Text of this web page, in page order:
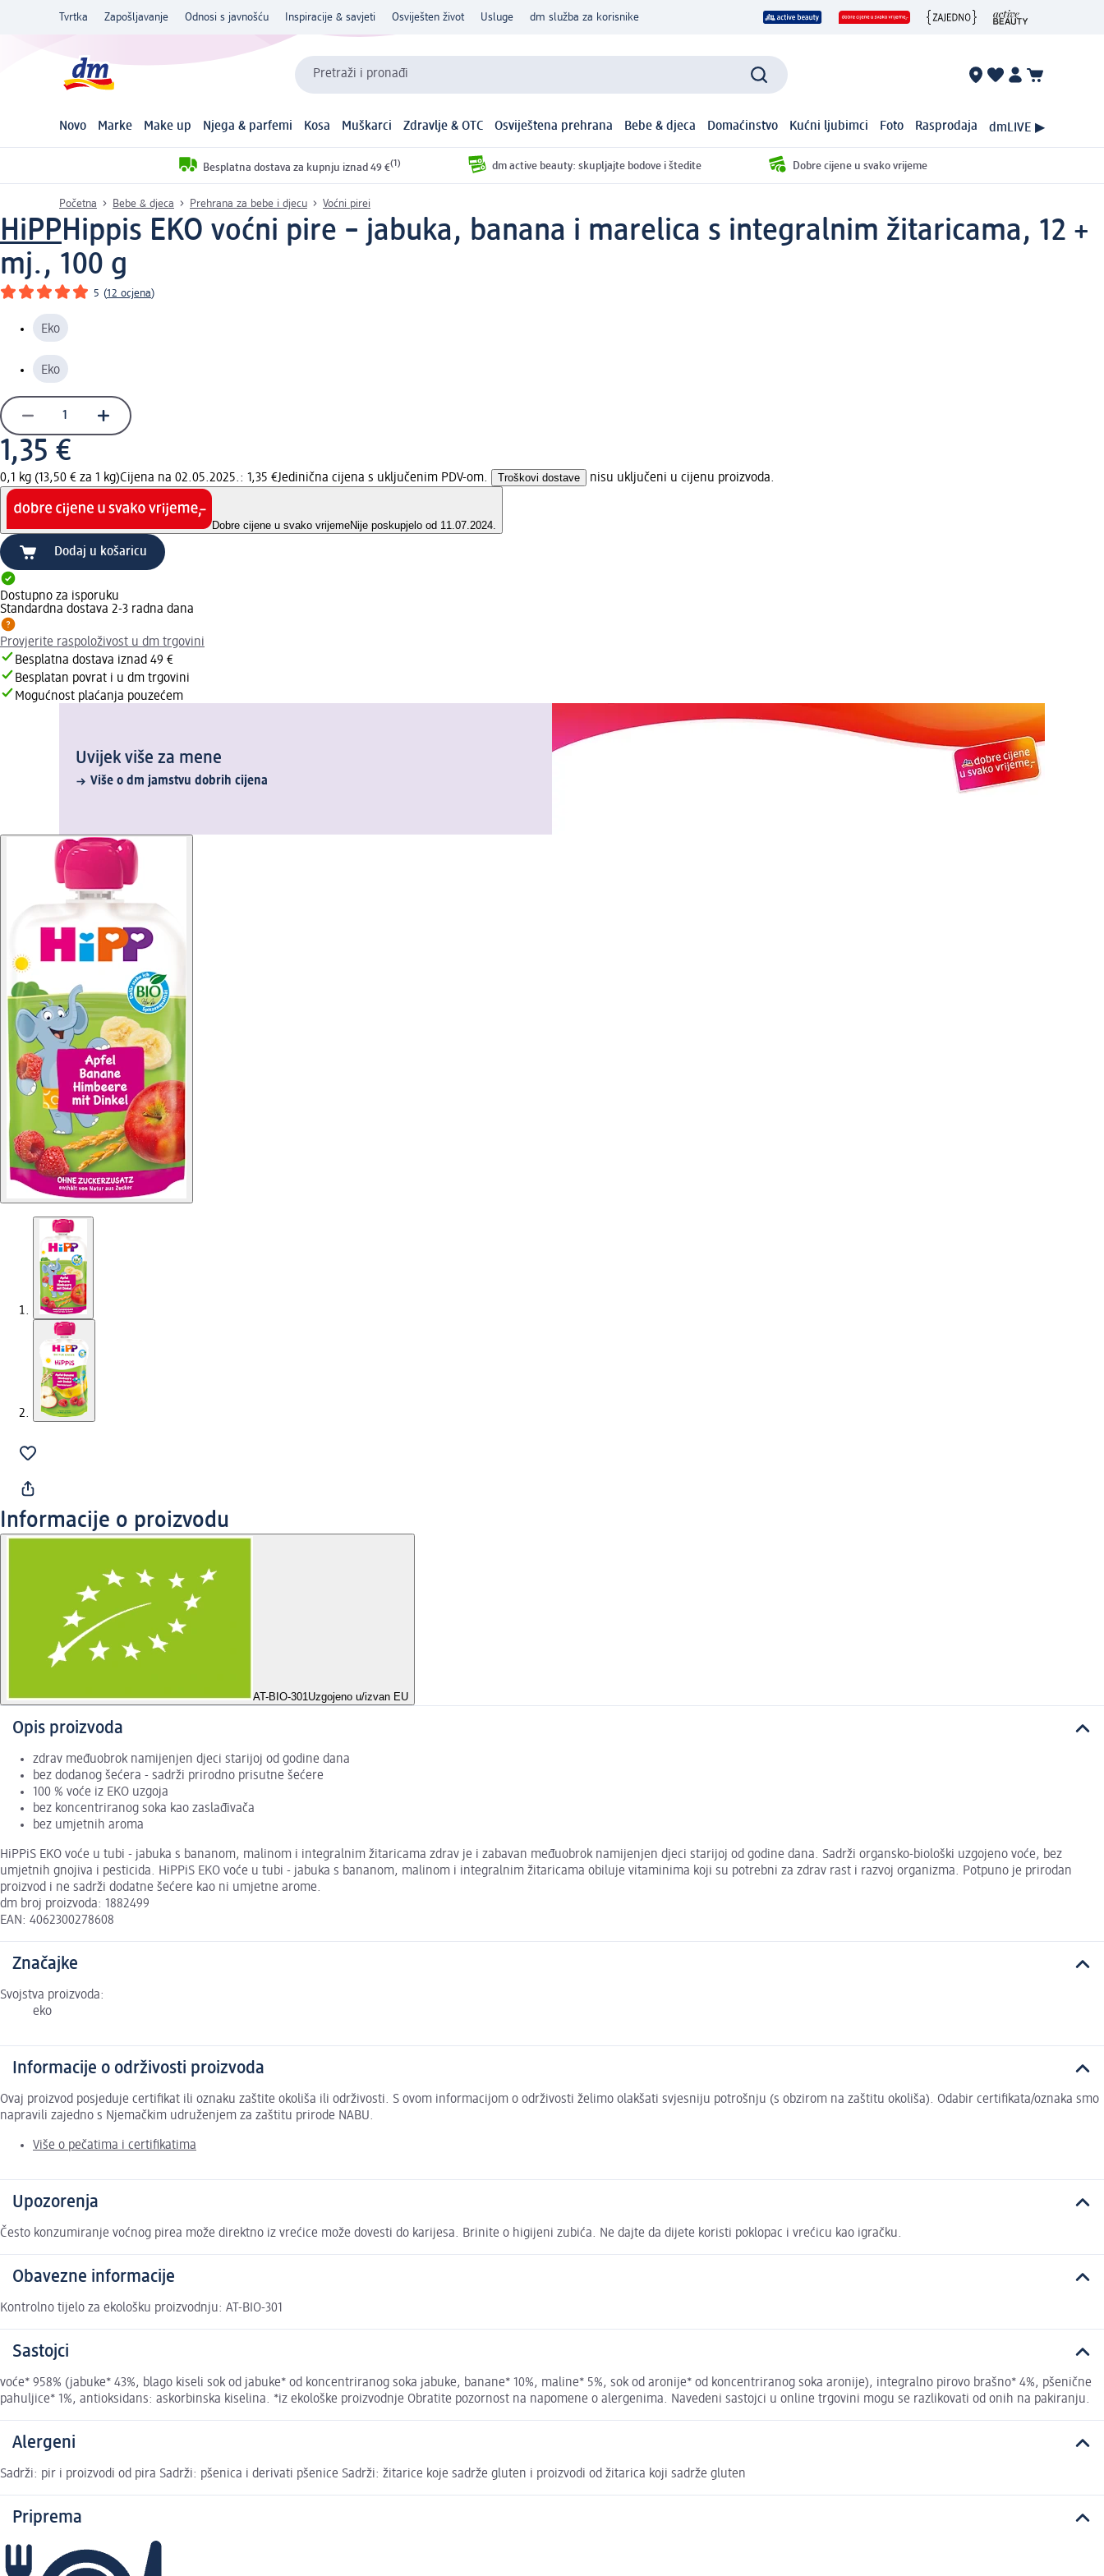
Tvrtka Zapošljavanje Odnosi s javnošću Inspiracije & savjeti Osviješten život Usluge dm služba za korisnike
Pretraži i pronađi
Novo Marke Make up Njega & parfemi Kosa Muškarci Zdravlje & OTC Osviještena prehrana Bebe & djeca Domaćinstvo Kućni ljubimci Foto Rasprodaja dmLIVE ▶
Besplatna dostava za kupnju iznad 49 €(1) dm active beauty: skupljajte bodove i štedite Dobre cijene u svako vrijeme
Početna Bebe & djeca Prehrana za bebe i djecu Voćni pirei
HiPPHippis EKO voćni pire – jabuka, banana i marelica s integralnim žitaricama, 12 +
mj., 100 g
5 (12 ocjena)
Eko
Eko
1,35 €
0,1 kg (13,50 € za 1 kg)Cijena na 02.05.2025.: 1,35 €Jedinična cijena s uključenim PDV-om. Troškovi dostave nisu uključeni u cijenu proizvoda.
Dobre cijene u svako vrijemeNije poskupjelo od 11.07.2024.
Dodaj u košaricu
Dostupno za isporuku
Standardna dostava 2-3 radna dana
Provjerite raspoloživost u dm trgovini
Besplatna dostava iznad 49 €
Besplatan povrat i u dm trgovini
Mogućnost plaćanja pouzećem
Uvijek više za mene
Više o dm jamstvu dobrih cijena
Informacije o proizvodu
AT-BIO-301Uzgojeno u/izvan EU
Opis proizvoda
zdrav međuobrok namijenjen djeci starijoj od godine dana
bez dodanog šećera - sadrži prirodno prisutne šećere
100 % voće iz EKO uzgoja
bez koncentriranog soka kao zaslađivača
bez umjetnih aroma
HiPPiS EKO voće u tubi - jabuka s bananom, malinom i integralnim žitaricama zdrav je i zabavan međuobrok namijenjen djeci starijoj od godine dana. Sadrži organsko-biološki uzgojeno voće, bez
umjetnih gnojiva i pesticida. HiPPiS EKO voće u tubi - jabuka s bananom, malinom i integralnim žitaricama obiluje vitaminima koji su potrebni za zdrav rast i razvoj organizma. Potpuno je prirodan
proizvod i ne sadrži dodatne šećere kao ni umjetne arome.
dm broj proizvoda: 1882499
EAN: 4062300278608
Značajke
Svojstva proizvoda:
eko
Informacije o održivosti proizvoda
Ovaj proizvod posjeduje certifikat ili oznaku zaštite okoliša ili održivosti. S ovom informacijom o održivosti želimo olakšati svjesniju potrošnju (s obzirom na zaštitu okoliša). Odabir certifikata/oznaka smo
napravili zajedno s Njemačkim udruženjem za zaštitu prirode NABU.
Više o pečatima i certifikatima
Upozorenja
Često konzumiranje voćnog pirea može direktno iz vrećice može dovesti do karijesa. Brinite o higijeni zubića. Ne dajte da dijete koristi poklopac i vrećicu kao igračku.
Obavezne informacije
Kontrolno tijelo za ekološku proizvodnju: AT-BIO-301
Sastojci
voće* 958% (jabuke* 43%, blago kiseli sok od jabuke* od koncentriranog soka jabuke, banane* 10%, maline* 5%, sok od aronije* od koncentriranog soka aronije), integralno pirovo brašno* 4%, pšenične
pahuljice* 1%, antioksidans: askorbinska kiselina. *iz ekološke proizvodnje Obratite pozornost na napomene o alergenima. Navedeni sastojci u online trgovini mogu se razlikovati od onih na pakiranju.
Alergeni
Sadrži: pir i proizvodi od pira Sadrži: pšenica i derivati pšenice Sadrži: žitarice koje sadrže gluten i proizvodi od žitarica koji sadrže gluten
Priprema